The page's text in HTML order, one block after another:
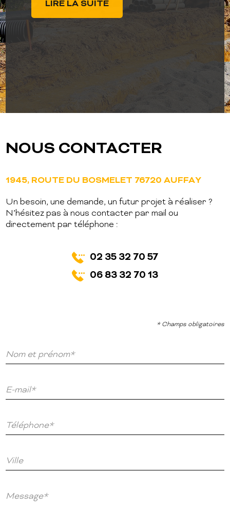
met au service des particuliers, des
professionnels et des collectivités pour des
LIRE LA SUITE
* Champs obligatoires
Nom et prénom*
E-mail*
Téléphone*
Ville
Message*
NOUS CONTACTER
1945, ROUTE DU BOSMELET 76720 AUFFAY
Un besoin, une demande, un futur projet à réaliser ?
N’hésitez pas à nous contacter par mail ou
directement par téléphone :
02 35 32 70 57
06 83 32 70 13